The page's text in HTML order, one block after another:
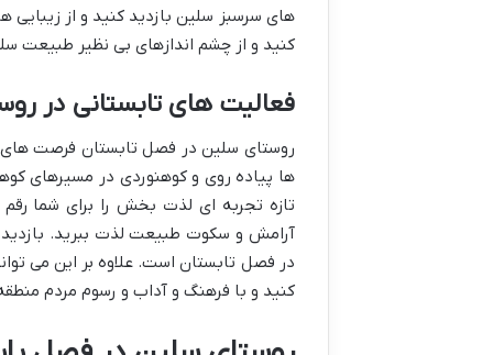
های سرسبز سلین بازدید کنید و از
کنید و از چشم اندازهای بی نظیر طبیعت
فعالیت های تابستانی در
روستای سلین در فصل تابستان فرصت های
ها پیاده روی و کوهنوردی در مسیرهای
تازه تجربه ای لذت بخش را برای شما
آرامش و سکوت طبیعت لذت ببرید.
در فصل تابستان است. علاوه بر این می
کنید و با فرهنگ و آداب و رسوم مردم